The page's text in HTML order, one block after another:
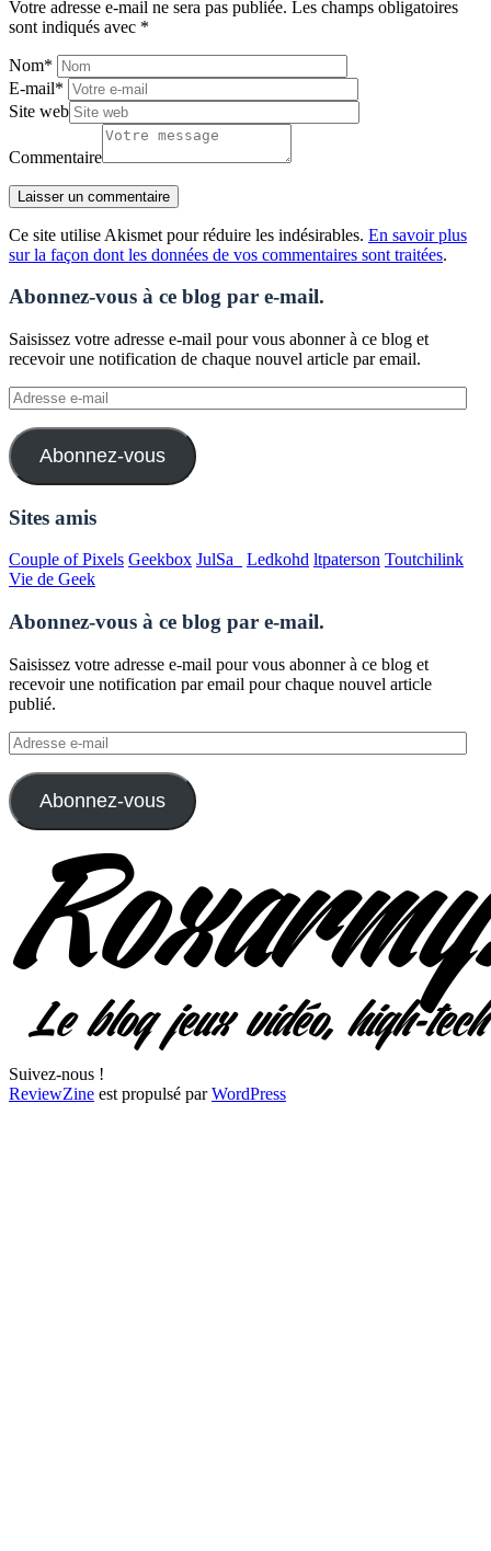
Votre adresse e-mail ne sera pas publiée. Les champs obligatoires
sont indiqués avec *
Nom*
E-mail*
Site web
Commentaire
Ce site utilise Akismet pour réduire les indésirables. En savoir plus
sur la façon dont les données de vos commentaires sont traitées.
Abonnez-vous à ce blog par e-mail.
Saisissez votre adresse e-mail pour vous abonner à ce blog et
recevoir une notification de chaque nouvel article par email.
Adresse
e-
mail
Abonnez-vous
Sites amis
Couple of Pixels Geekbox JulSa_ Ledkohd ltpaterson Toutchilink
Vie de Geek
Abonnez-vous à ce blog par e-mail.
Saisissez votre adresse e-mail pour vous abonner à ce blog et
recevoir une notification par email pour chaque nouvel article
publié.
Adresse
e-
mail
Abonnez-vous
Suivez-nous !
ReviewZine est propulsé parWordPress